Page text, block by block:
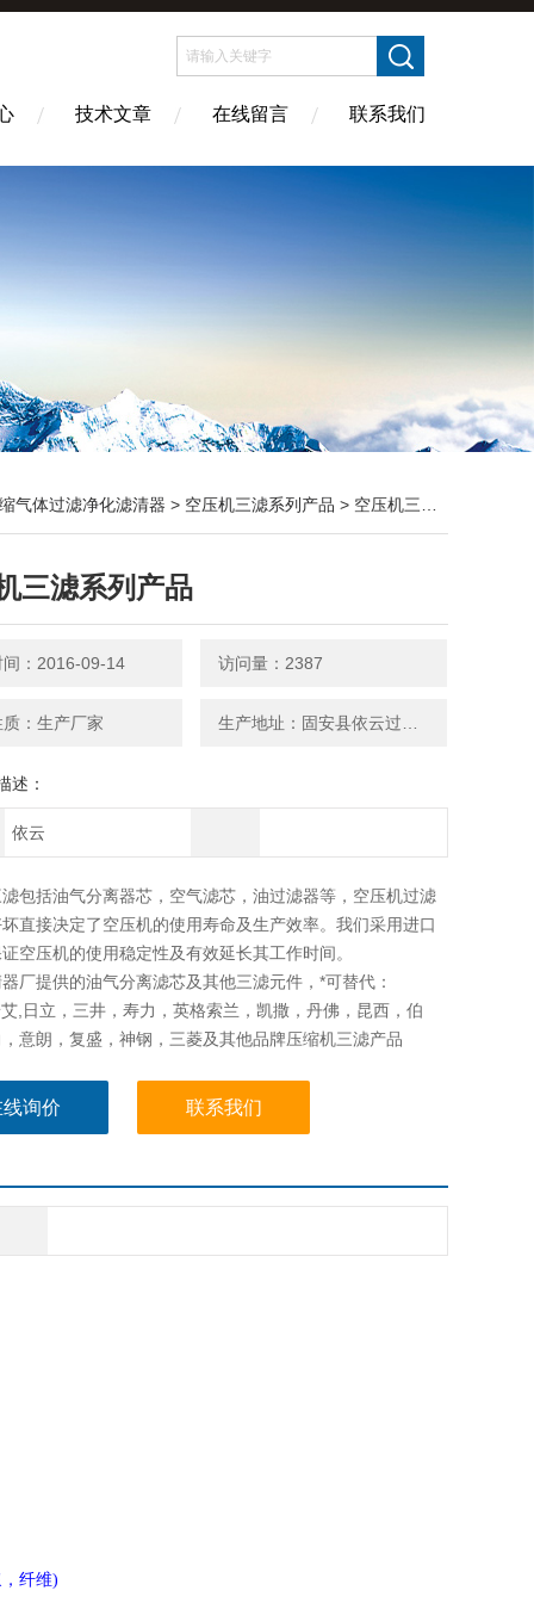
技术文章 在线留言 联系我们
气体过滤净化滤清器 > 空压机三滤系列产品 > 空压机三滤系列产品
三滤系列产品
间：2016-09-14 访问量：2387
质：生产厂家
述：
依云
包括油气分离器芯，空气滤芯，油过滤器等，空压机过滤
直接决定了空压机的使用寿命及生产效率。我们采用进口
空压机的使用稳定性及有效延长其工作时间。
厂提供的油气分离滤芯及其他三滤元件，*可替代：
,日立，三井，寿力，英格索兰，凯撒，丹佛，昆西，伯
意朗，复盛，神钢，三菱及其他品牌压缩机三滤产品
询价 联系我们
纤维)